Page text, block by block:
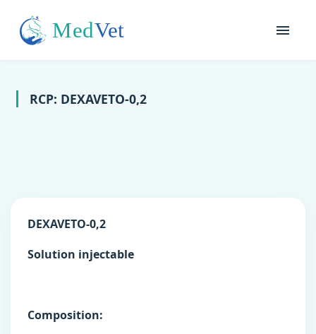
RCP: DEXAVETO-0,2
DEXAVETO-0,2
Solution injectable
Composition: